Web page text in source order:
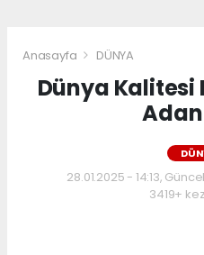
Anasayfa DÜNYA
Dünya Kalitesi
28.01.2025 - 14:13,
3419+